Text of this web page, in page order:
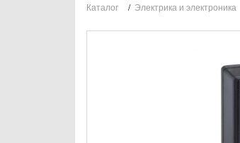
Каталог / Электрика и электроника